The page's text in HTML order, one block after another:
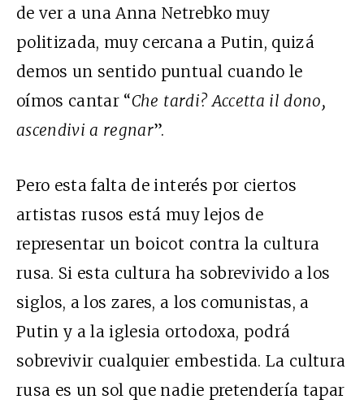
de ver a una Anna Netrebko muy
politizada, muy cercana a Putin, quizá
demos un sentido puntual cuando le
oímos cantar “Che tardi? Accetta il dono,
ascendivi a regnar”.
Pero esta falta de interés por ciertos
artistas rusos está muy lejos de
representar un boicot contra la cultura
rusa. Si esta cultura ha sobrevivido a los
siglos, a los zares, a los comunistas, a
Putin y a la iglesia ortodoxa, podrá
sobrevivir cualquier embestida. La cultura
rusa es un sol que nadie pretendería tapar